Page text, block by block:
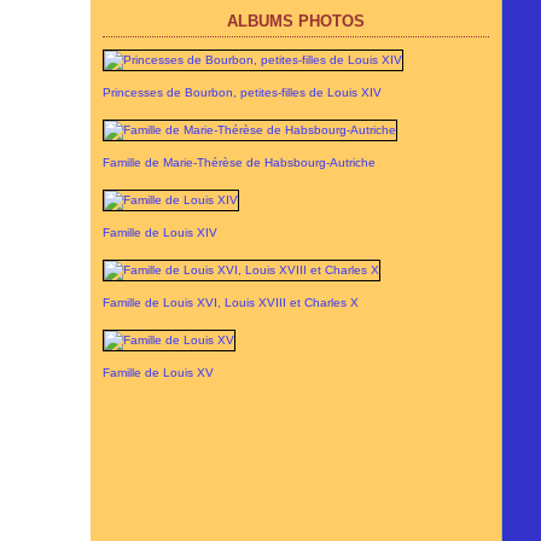
ALBUMS PHOTOS
Princesses de Bourbon, petites-filles de Louis XIV
Famille de Marie-Thérèse de Habsbourg-Autriche
Famille de Louis XIV
Famille de Louis XVI, Louis XVIII et Charles X
Famille de Louis XV